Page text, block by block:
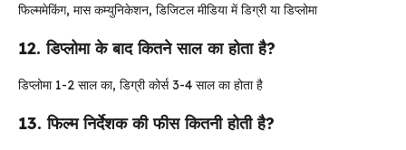
फिल्ममेकिंग, मास कम्युनिकेशन, डिजिटल मीडिया में डिग्री या डिप्लोमा
12. डिप्लोमा के बाद कितने साल का होता है?
डिप्लोमा 1-2 साल का, डिग्री कोर्स 3-4 साल का होता है
13. फिल्म निर्देशक की फीस कितनी होती है?